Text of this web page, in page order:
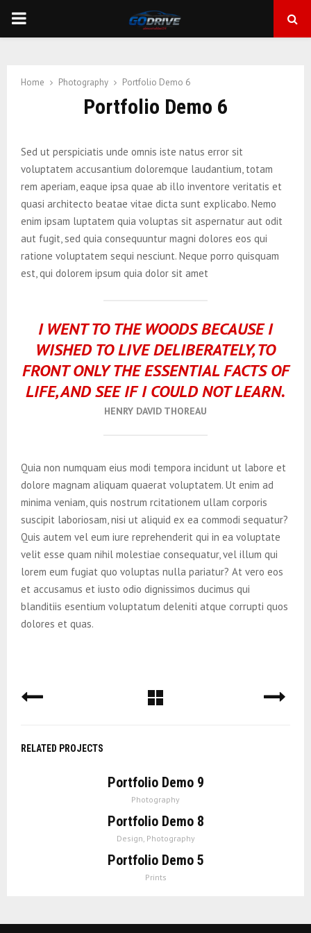
PRIMARY
Home Photography Portfolio Demo 6
Portfolio Demo 6
Sed ut perspiciatis unde omnis iste natus error sit
voluptatem accusantium doloremque laudantium, totam
rem aperiam, eaque ipsa quae ab illo inventore veritatis et
quasi architecto beatae vitae dicta sunt explicabo. Nemo
enim ipsam luptatem quia voluptas sit aspernatur aut odit
aut fugit, sed quia consequuntur magni dolores eos qui
ratione voluptatem sequi nesciunt. Neque porro quisquam
est, qui dolorem ipsum quia dolor sit amet
I WENT TO THE WOODS BECAUSE I
WISHED TO LIVE DELIBERATELY, TO
FRONT ONLY THE ESSENTIAL FACTS OF
LIFE, AND SEE IF I COULD NOT LEARN.
HENRY DAVID THOREAU
Quia non numquam eius modi tempora incidunt ut labore et
dolore magnam aliquam quaerat voluptatem. Ut enim ad
minima veniam, quis nostrum rcitationem ullam corporis
suscipit laboriosam, nisi ut aliquid ex ea commodi sequatur?
Quis autem vel eum iure reprehenderit qui in ea voluptate
velit esse quam nihil molestiae consequatur, vel illum qui
lorem eum fugiat quo voluptas nulla pariatur? At vero eos
et accusamus et iusto odio dignissimos ducimus qui
blanditiis esentium voluptatum deleniti atque corrupti quos
dolores et quas.
RELATED PROJECTS
Portfolio Demo 9
Photography
Portfolio Demo 8
Design, Photography
Portfolio Demo 5
Prints